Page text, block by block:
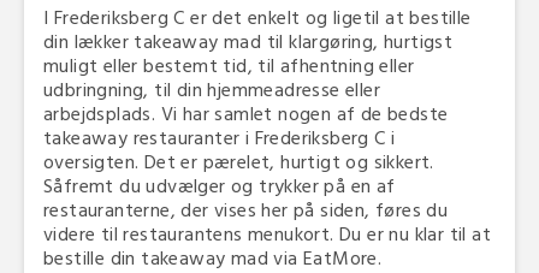
I Frederiksberg C er det enkelt og ligetil at bestille
din lækker takeaway mad til klargøring, hurtigst
muligt eller bestemt tid, til afhentning eller
udbringning, til din hjemmeadresse eller
arbejdsplads. Vi har samlet nogen af de bedste
takeaway restauranter i Frederiksberg C i
oversigten. Det er pærelet, hurtigt og sikkert.
Såfremt du udvælger og trykker på en af
restauranterne, der vises her på siden, føres du
videre til restaurantens menukort. Du er nu klar til at
bestille din takeaway mad via EatMore.